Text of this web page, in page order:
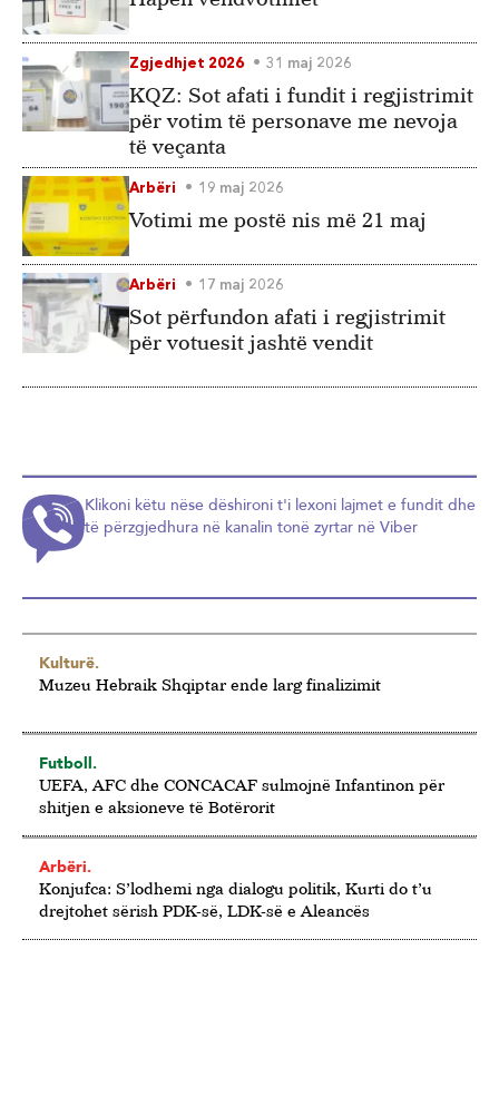
Zgjedhjet 2026 31 maj 2026
KQZ: Sot afati i fundit i regjistrimit
për votim të personave me nevoja
të veçanta
Arbëri 19 maj 2026
Votimi me postë nis më 21 maj
Arbëri 17 maj 2026
Sot përfundon afati i regjistrimit
për votuesit jashtë vendit
Klikoni këtu nëse dëshironi t'i lexoni lajmet e fundit dhe
të përzgjedhura në kanalin tonë zyrtar në Viber
Kulturë.
Muzeu Hebraik Shqiptar ende larg finalizimit
Futboll.
UEFA, AFC dhe CONCACAF sulmojnë Infantinon për
shitjen e aksioneve të Botërorit
Arbëri.
Konjufca: S’lodhemi nga dialogu politik, Kurti do t’u
drejtohet sërish PDK-së, LDK-së e Aleancës